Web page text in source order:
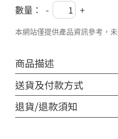
數量： - +
本網站僅提供產品資訊參考，
商品描述
送貨及付款方式
退貨/退款須知